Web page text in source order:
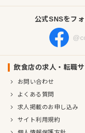
公式SNSをフ
飲食店の求人・転職
お問い合わせ
よくある質問
求人掲載のお申し込み
サイト利用規約